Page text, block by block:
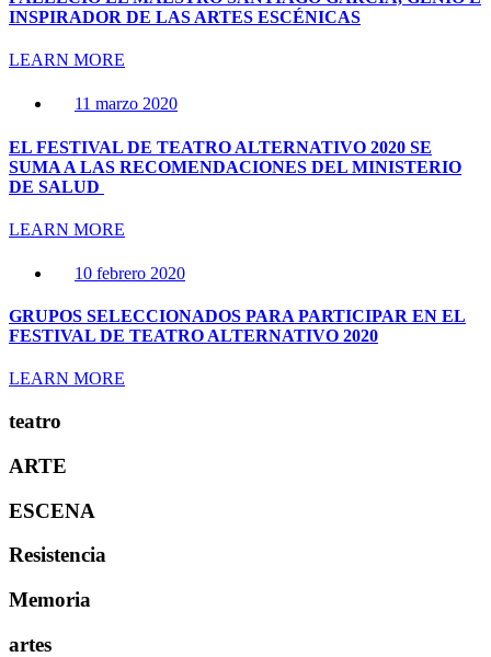
INSPIRADOR DE LAS ARTES ESCÉNICAS
LEARN MORE
11 marzo 2020
EL FESTIVAL DE TEATRO ALTERNATIVO 2020 SE
SUMA A LAS RECOMENDACIONES DEL MINISTERIO
DE SALUD
LEARN MORE
10 febrero 2020
GRUPOS SELECCIONADOS PARA PARTICIPAR EN EL
FESTIVAL DE TEATRO ALTERNATIVO 2020
LEARN MORE
teatro
ARTE
ESCENA
Resistencia
Memoria
artes